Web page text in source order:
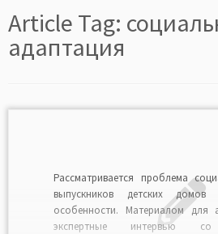
Article Tag:
адаптация
Рассматривается проблема
выпускников детских
особенности. Материалом для
экспертные интервью со